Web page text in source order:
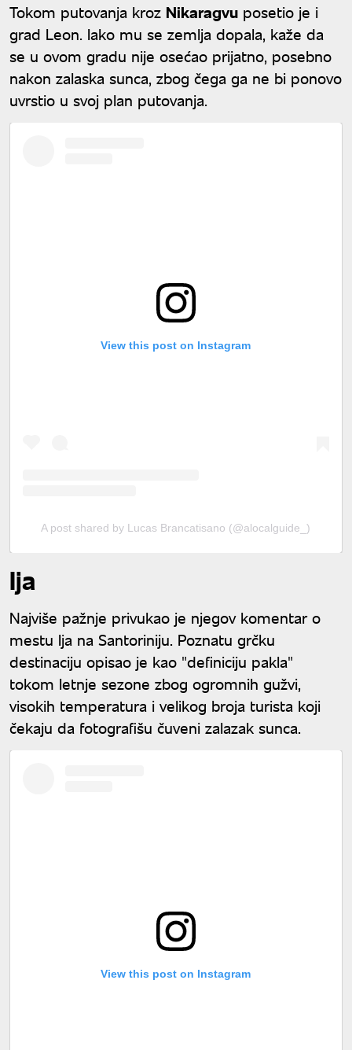
Tokom putovanja kroz Nikaragvu posetio je i
grad Leon. Iako mu se zemlja dopala, kaže da
se u ovom gradu nije osećao prijatno, posebno
nakon zalaska sunca, zbog čega ga ne bi ponovo
uvrstio u svoj plan putovanja.
View this post on Instagram
A post shared by Lucas Brancatisano (@alocalguide_)
Ija
Najviše pažnje privukao je njegov komentar o
mestu Ija na Santoriniju. Poznatu grčku
destinaciju opisao je kao "definiciju pakla"
tokom letnje sezone zbog ogromnih gužvi,
visokih temperatura i velikog broja turista koji
čekaju da fotografišu čuveni zalazak sunca.
View this post on Instagram